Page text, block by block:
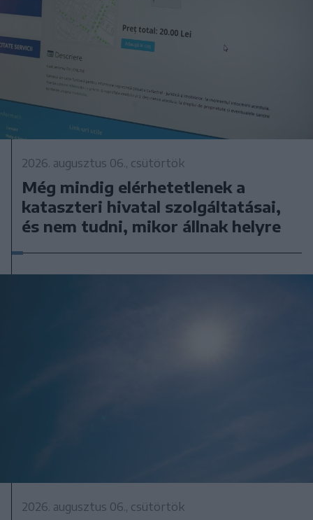
2026. augusztus 06., csütörtök
Még mindig elérhetetlenek a
kataszteri hivatal szolgáltatásai,
és nem tudni, mikor állnak helyre
2026. augusztus 06., csütörtök